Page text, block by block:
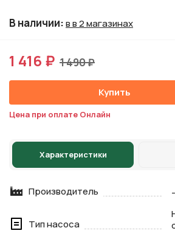
В наличии:в в 2 магазинах
1 416 ₽ 1 490 ₽
Купить
Цена при оплате Онлайн
Характеристики
Производитель -
Тип насоса